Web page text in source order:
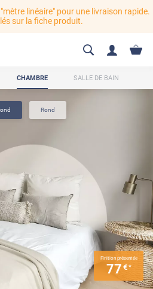
linéaire" pour une livraison rapide.
sur la fiche produit.
CHAMBRE SALLE DE BAIN
Rond
Finition présentée
77 €*